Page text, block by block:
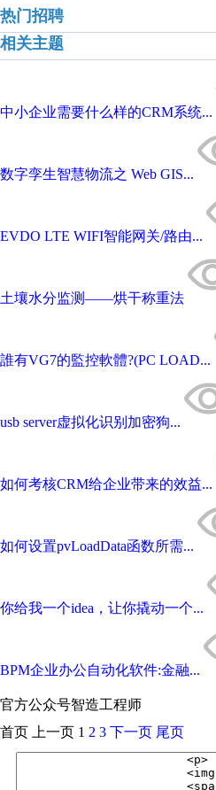
热门招聘
相关主题
中小企业需要什么样的CRM系统...
数字孪生智慧物流之 Web GIS...
EVDO LTE WIFI智能网关/路由...
土壤水分监测——烘干称重法
誰有VG7的監控軟體?(PC LOAD...
usb server虚拟化识别加密狗...
如何考核CRM给企业带来的效益...
如何设置pvLoadData函数所需...
你给我一个idea，让你撬动一个...
BPM企业办公自动化软件:金融...
官方公众号智造工程师
首页 上一页 1 2 3 下一页 尾页